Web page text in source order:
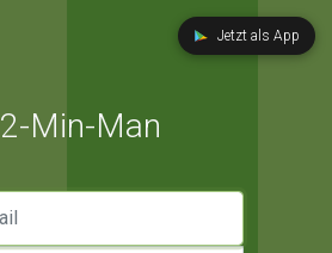
Jetzt als App
2-Min-Man